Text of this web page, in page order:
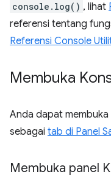
console.log() , lihat
referensi tentang
Referensi Console
Membuka
Anda dapat
sebagai tab di Panel
Membuka panel